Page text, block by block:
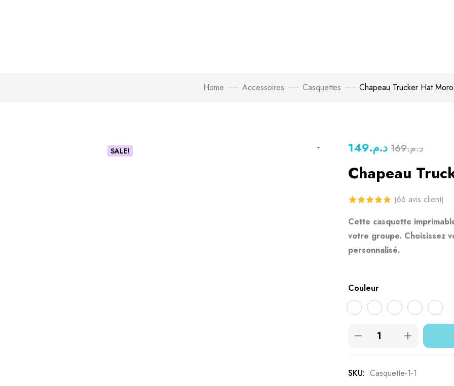
Home Accessoires Casquettes Chapeau Trucker Hat
SALE! د.م.149 د.م.169
Chapeau
4.80
basé sur
notations
(66 avis client)
Cette casquette
votre groupe. Choisissez
personnalisé.
Couleur
SKU: Casquette-1-1